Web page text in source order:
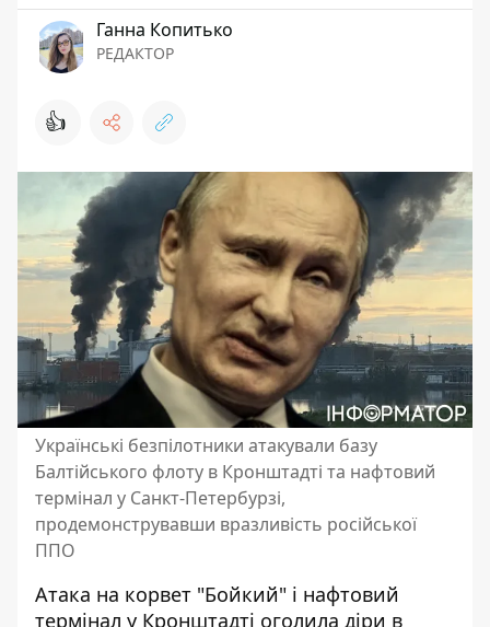
Ганна Копитько
РЕДАКТОР
👍
Українські безпілотники атакували базу
Балтійського флоту в Кронштадті та нафтовий
термінал у Санкт-Петербурзі,
продемонструвавши вразливість російської
ППО
Атака на корвет "Бойкий" і нафтовий
термінал у Кронштадті оголила діри в